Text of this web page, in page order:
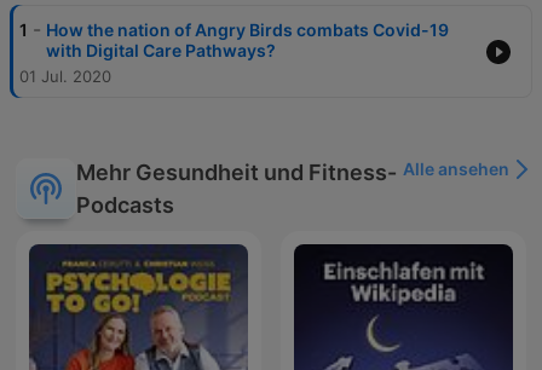
1 - How the nation of Angry Birds combats Covid-19
with Digital Care Pathways?
01 Jul. 2020
Mehr Gesundheit und Fitness-
Podcasts
Alle ansehen